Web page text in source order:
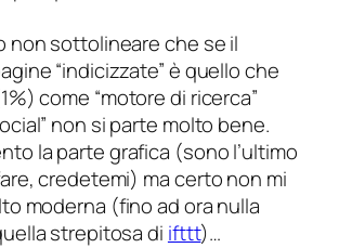
non sottolineare che se il
“indicizzate” è quello che
come “motore di ricerca”
non si parte molto bene.
la parte grafica (sono l’ultimo
credetemi) ma certo non mi
moderna (fino ad ora nulla
strepitosa di ifttt)…